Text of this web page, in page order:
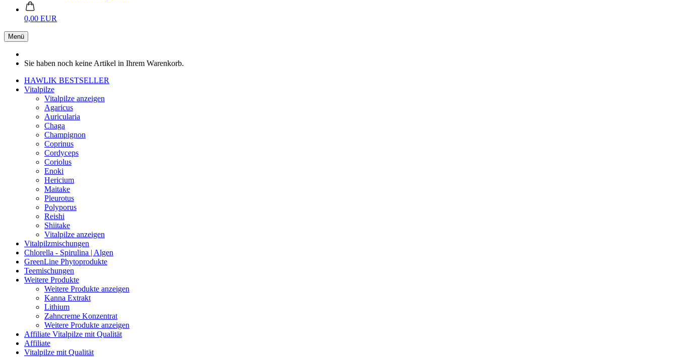
0,00 EUR
Menü
Sie haben noch keine Artikel in Ihrem Warenkorb.
HAWLIK BESTSELLER
Vitalpilze
Vitalpilze anzeigen
Agaricus
Auricularia
Chaga
Champignon
Coprinus
Cordyceps
Coriolus
Enoki
Hericium
Maitake
Pleurotus
Polyporus
Reishi
Shiitake
Vitalpilze anzeigen
Vitalpilzmischungen
Chlorella - Spirulina | Algen
GreenLine Phytoprodukte
Teemischungen
Weitere Produkte
Weitere Produkte anzeigen
Kanna Extrakt
Lithium
Zahncreme Konzentrat
Weitere Produkte anzeigen
Affiliate Vitalpilze mit Qualität
Affiliate
Vitalpilze mit Qualität